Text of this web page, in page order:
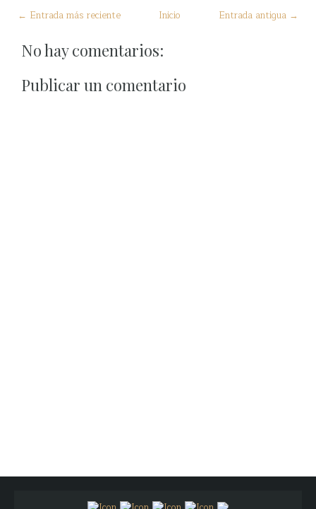
← Entrada más reciente Entrada antigua →
Inicio
No hay comentarios:
Publicar un comentario